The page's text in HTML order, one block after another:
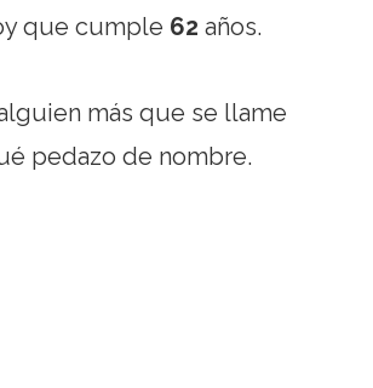
que cumple 62 años.
más que se llame
pedazo de nombre.